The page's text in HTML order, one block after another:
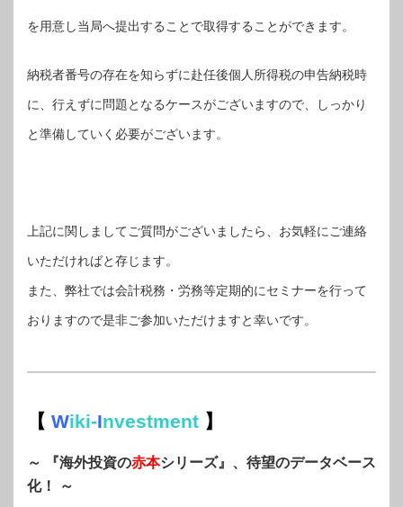
を用意し当局へ提出することで取得することができます。
納税者番号の存在を知らずに赴任後個人所得税の申告納税時
に、行えずに問題となるケースがございますので、しっかり
と準備していく必要がございます。
上記に関しましてご質問がございましたら、お気軽にご連絡
いただければと存じます。
また、弊社では会計税務・労務等定期的にセミナーを行って
おりますので是非ご参加いただけますと幸いです。
【 Wiki-Investment 】
～ 『海外投資の赤本シリーズ』、待望のデータベース
化！ ～